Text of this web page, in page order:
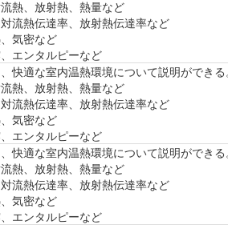
流熱、放射熱、熱量など
対流熱伝達率、放射熱伝達率など
気密など
、エンタルピーなど
快適な室内温熱環境について説明ができ
流熱、放射熱、熱量など
対流熱伝達率、放射熱伝達率など
気密など
、エンタルピーなど
快適な室内温熱環境について説明ができ
流熱、放射熱、熱量など
対流熱伝達率、放射熱伝達率など
気密など
、エンタルピーなど